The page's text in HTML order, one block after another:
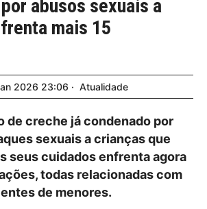
abusos sexuais a
mais 15
2026 23:06 Atualidade
de creche já condenado por
sexuais a crianças que
seus cuidados enfrenta agora
todas relacionadas com
de menores.